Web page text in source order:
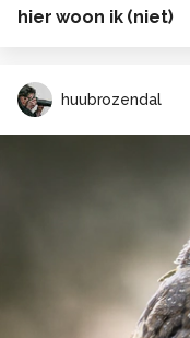
hier woon ik (niet)
huubrozendal